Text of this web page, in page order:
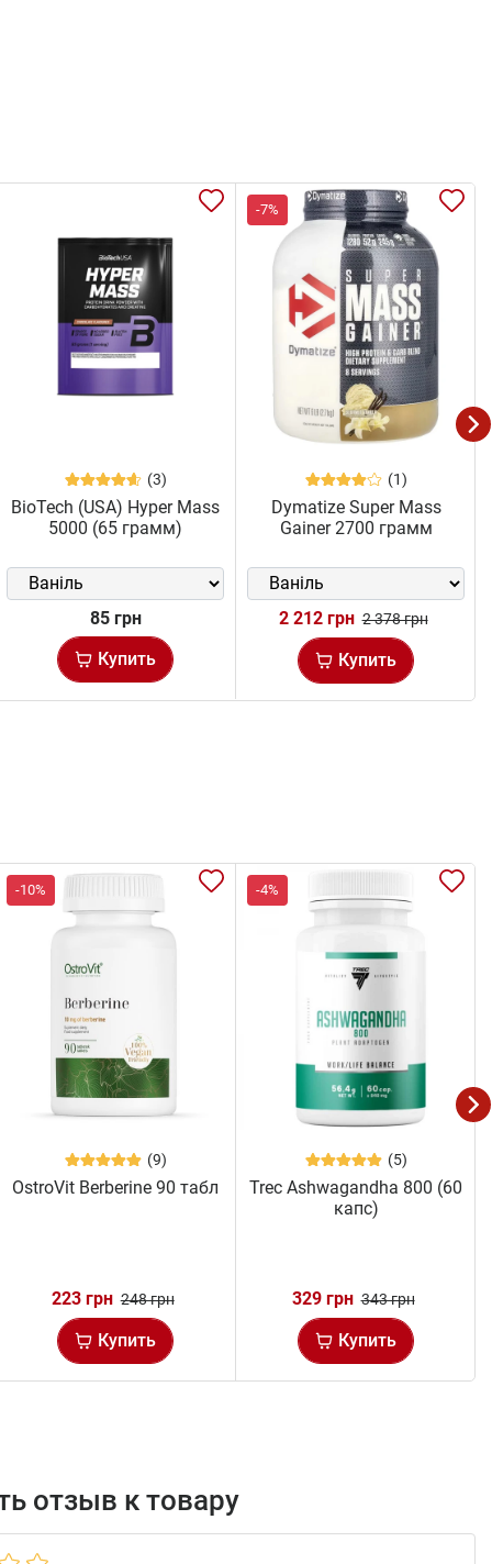
(3)
BioTech (USA) Hyper Mass
5000 (65 грамм)
85 грн
Купить
-7%
(1)
Dymatize Super Mass
Gainer 2700 грамм
2 212 грн 2 378 грн
Купить
-10%
(9)
OstroVit Berberine 90 табл
223 грн 248 грн
Купить
-4%
(5)
Trec Ashwagandha 800 (60
капс)
329 грн 343 грн
Купить
отзыв к товару